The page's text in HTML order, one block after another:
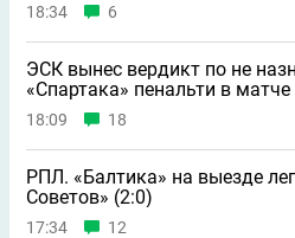
18:34 6
ЭСК вынес вердикт по не
«Спартака» пенальти в
18:09 18
РПЛ. «Балтика» на выезде
Советов» (2:0)
17:34 12